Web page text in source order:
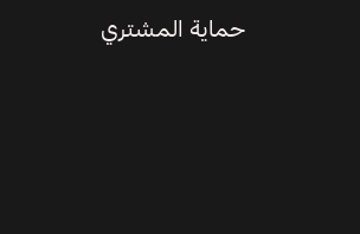
حماية المشتري